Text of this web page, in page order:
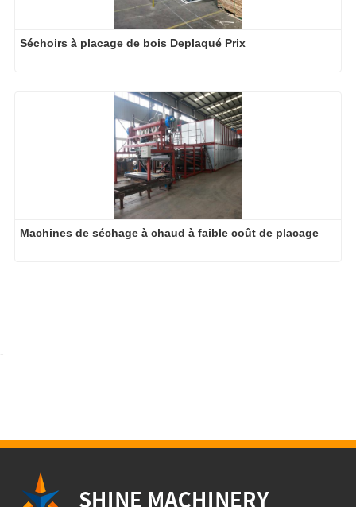
Séchoirs à placage de bois Deplaqué Prix
Machines de séchage à chaud à faible coût de placage
-